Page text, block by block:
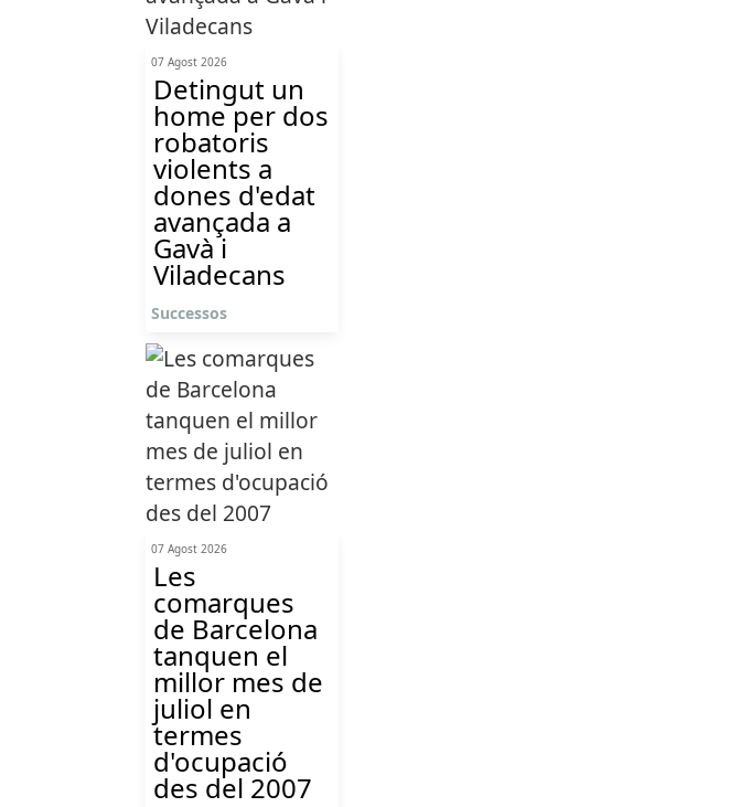
07 Agost 2026
Detingut un
home per dos
robatoris
violents a
dones d'edat
avançada a
Gavà i
Viladecans
Successos
07 Agost 2026
Les
comarques
de Barcelona
tanquen el
millor mes de
juliol en
termes
d'ocupació
des del 2007